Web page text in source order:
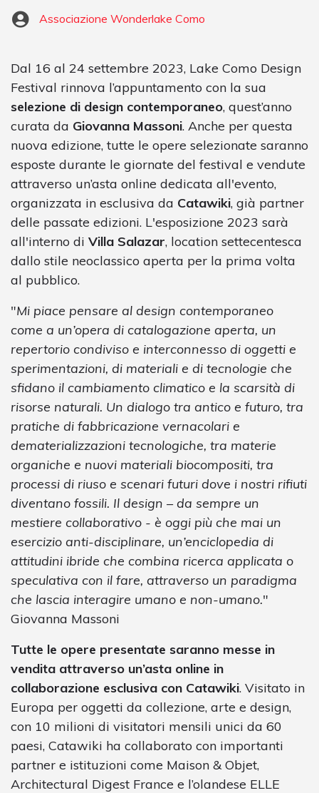
Associazione Wonderlake Como
Dal 16 al 24 settembre 2023, Lake Como Design
Festival rinnova l’appuntamento con la sua
selezione di design contemporaneo, quest’anno
curata da Giovanna Massoni. Anche per questa
nuova edizione, tutte le opere selezionate saranno
esposte durante le giornate del festival e vendute
attraverso un’asta online dedicata all'evento,
organizzata in esclusiva da Catawiki, già partner
delle passate edizioni. L'esposizione 2023 sarà
all'interno di Villa Salazar, location settecentesca
dallo stile neoclassico aperta per la prima volta
al pubblico.
"Mi piace pensare al design contemporaneo
come a un’opera di catalogazione aperta, un
repertorio condiviso e interconnesso di oggetti e
sperimentazioni, di materiali e di tecnologie che
sfidano il cambiamento climatico e la scarsità di
risorse naturali. Un dialogo tra antico e futuro, tra
pratiche di fabbricazione vernacolari e
dematerializzazioni tecnologiche, tra materie
organiche e nuovi materiali biocompositi, tra
processi di riuso e scenari futuri dove i nostri rifiuti
diventano fossili. Il design – da sempre un
mestiere collaborativo - è oggi più che mai un
esercizio anti-disciplinare, un’enciclopedia di
attitudini ibride che combina ricerca applicata o
speculativa con il fare, attraverso un paradigma
che lascia interagire umano e non-umano."
Giovanna Massoni
Tutte le opere presentate saranno messe in
vendita attraverso un’asta online in
collaborazione esclusiva con Catawiki. Visitato in
Europa per oggetti da collezione, arte e design,
con 10 milioni di visitatori mensili unici da 60
paesi, Catawiki ha collaborato con importanti
partner e istituzioni come Maison & Objet,
Architectural Digest France e l’olandese ELLE